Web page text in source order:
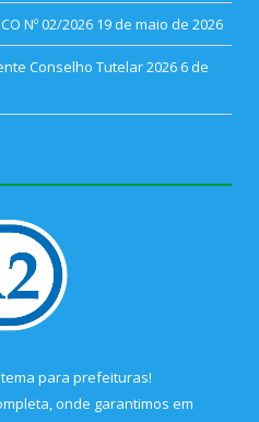
Nº 02/2026 19 de maio de 2026
Conselho Tutelar 2026 6 de
para prefeituras!
onde garantimos em